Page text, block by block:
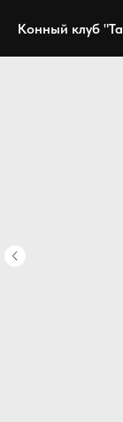
Конный клуб